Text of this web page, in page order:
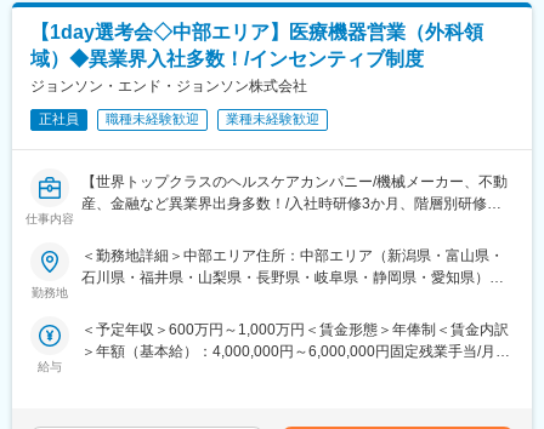
することによって、自動音声調整、雑音抑制・ハウリング抑制な
どの機能を世界に先駆けて開発してており、高品質の「音」を提
供可能とした製品を持っています！
・一見補聴器と気付かないスタイリッシュなデザインとカラー展
いう方々の心のバリアを払拭する優れたデザイン性を兼ね備えて
変更の範囲：会社の定める業務
◆業務内容
・インターベンション領域およびクリティカルケア領域製品の営
業
・医療機関・代理店（新規／既存）への製品提案、導入・販売支
援
・医療関係者との関係構築およびニーズの把握
ック
・直行直帰型の営業スタイル
・営業車貸与
し
・夜間対応なし
【1day選考会◇中部エリア】医療機器営業（外科領
域）◆異業界入社多数！/インセンティブ制度
ジョンソン・エンド・ジョンソン株式会社
正社員 職種未経験歓迎 業種未経験歓迎
仕事内容
【世界トップクラスのヘルスケアカンパニー/機械メーカー、不動
産、金融など異業界出身多数！/入社時研修3か月、階層別研修な
シェアの製品多数/インセンティブ制度/入社想定日：2026年10月1
日】
★個人の裁量が大きく、年齢・性別関係・社歴関係なく活躍でき
る環境です！
勤務地
＜勤務地詳細＞中部エリア住所：中部エリア（新潟県・富山県・
石川県・福井県・山梨県・長野県・岐阜県・静岡県・愛知県）を
囲：会社の定める事業所
給与
＜予定年収＞600万円～1,000万円＜賃金形態＞年俸制＜賃金内訳
＞年額（基本給）：4,000,000円～6,000,000円固定残業手当/月：